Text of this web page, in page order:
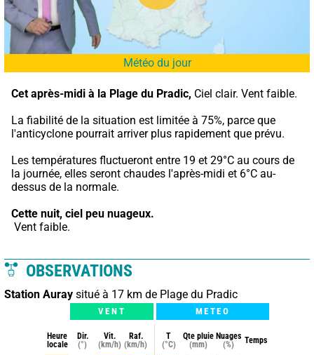
Météo du jour
Cet après-midi à la Plage du Pradic, Ciel clair. Vent faible.
La fiabilité de la situation est limitée à 75%, parce que
l'anticyclone pourrait arriver plus rapidement que prévu.
Les températures fluctueront entre 19 et 29°C au cours de
la journée, elles seront chaudes l'après-midi et 6°C au-
dessus de la normale.
Cette nuit, ciel peu nuageux.
Vent faible.
OBSERVATIONS
Station Auray situé à 17 km de Plage du Pradic
VENT METEO
Heure
locale
Dir.
(°)
Vit.
(km/h)
Raf.
(km/h)
T
(°C)
Qte pluie
(mm)
Nuages
(%)
Temps